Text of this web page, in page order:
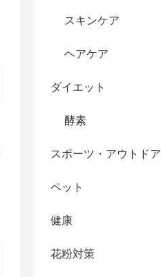
スキンケア
ヘアケア
ダイエット
酵素
スポーツ・アウトドア
ペット
健康
花粉対策